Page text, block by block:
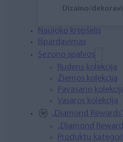
Dizaino/
Elektros prietaisai
Higiena
Atributika
Rinkiniai
Naujoko krepšelis
Išpardavimas
Sezono spalvos
Rudens kolekcija
Žiemos kolekcija
Pavasario
Vasaros kolekcija
„Diamond Rewards“
„Diamond
Produktų